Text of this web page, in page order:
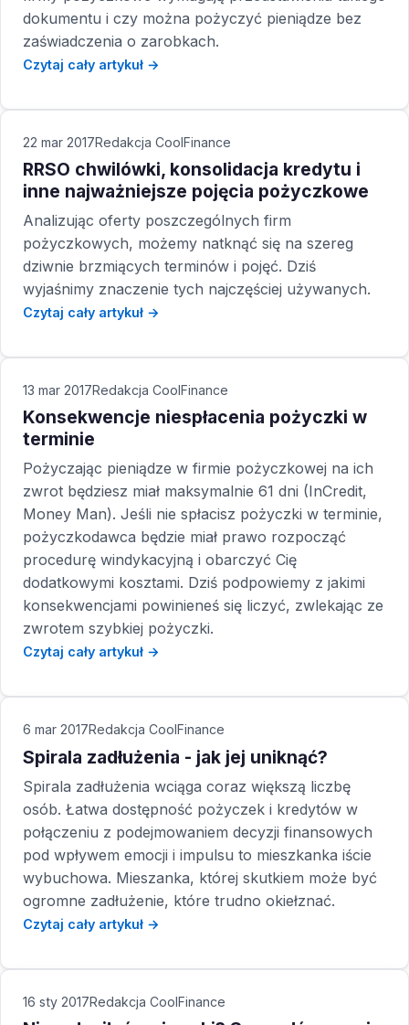
dokumentu i czy można pożyczyć pieniądze bez
zaświadczenia o zarobkach.
Czytaj cały artykuł →
22 mar 2017Redakcja CoolFinance
RRSO chwilówki, konsolidacja kredytu i
inne najważniejsze pojęcia pożyczkowe
Analizując oferty poszczególnych firm
pożyczkowych, możemy natknąć się na szereg
dziwnie brzmiących terminów i pojęć. Dziś
wyjaśnimy znaczenie tych najczęściej używanych.
Czytaj cały artykuł →
13 mar 2017Redakcja CoolFinance
Konsekwencje niespłacenia pożyczki w
terminie
Pożyczając pieniądze w firmie pożyczkowej na ich
zwrot będziesz miał maksymalnie 61 dni (InCredit,
Money Man). Jeśli nie spłacisz pożyczki w terminie,
pożyczkodawca będzie miał prawo rozpocząć
procedurę windykacyjną i obarczyć Cię
dodatkowymi kosztami. Dziś podpowiemy z jakimi
konsekwencjami powinieneś się liczyć, zwlekając ze
zwrotem szybkiej pożyczki.
Czytaj cały artykuł →
6 mar 2017Redakcja CoolFinance
Spirala zadłużenia - jak jej uniknąć?
Spirala zadłużenia wciąga coraz większą liczbę
osób. Łatwa dostępność pożyczek i kredytów w
połączeniu z podejmowaniem decyzji finansowych
pod wpływem emocji i impulsu to mieszkanka iście
wybuchowa. Mieszanka, której skutkiem może być
ogromne zadłużenie, które trudno okiełznać.
Czytaj cały artykuł →
16 sty 2017Redakcja CoolFinance